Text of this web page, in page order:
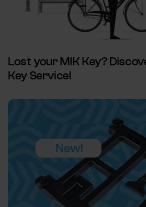
Lost your MIK Key?
Key Service!